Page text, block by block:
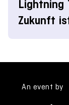
Lightning
Zukunft
An event by